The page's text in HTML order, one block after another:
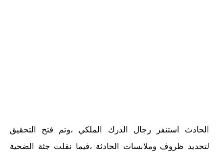
الحادث استنفر رجال الدرك الملكي ،وتم فتح التحقيق
لتحديد ظروف وملابسات الحادثة ،فيما نقلت جثة الضحية